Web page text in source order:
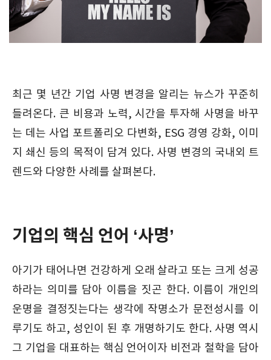
최근 몇 년간 기업 사명 변경을 알리는 뉴스가 꾸준히
들려온다. 큰 비용과 노력, 시간을 투자해 사명을 바꾸
는 데는 사업 포트폴리오 다변화, ESG 경영 강화, 이미
지 쇄신 등의 목적이 담겨 있다. 사명 변경의 국내외 트
렌드와 다양한 사례를 살펴본다.
기업의 핵심 언어 ‘사명’
아기가 태어나면 건강하게 오래 살라고 또는 크게 성공
하라는 의미를 담아 이름을 짓곤 한다. 이름이 개인의
운명을 결정짓는다는 생각에 작명소가 문전성시를 이
루기도 하고, 성인이 된 후 개명하기도 한다. 사명 역시
그 기업을 대표하는 핵심 언어이자 비전과 철학을 담아